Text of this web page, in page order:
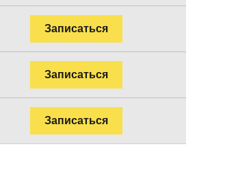
Записаться
Записаться
Записаться